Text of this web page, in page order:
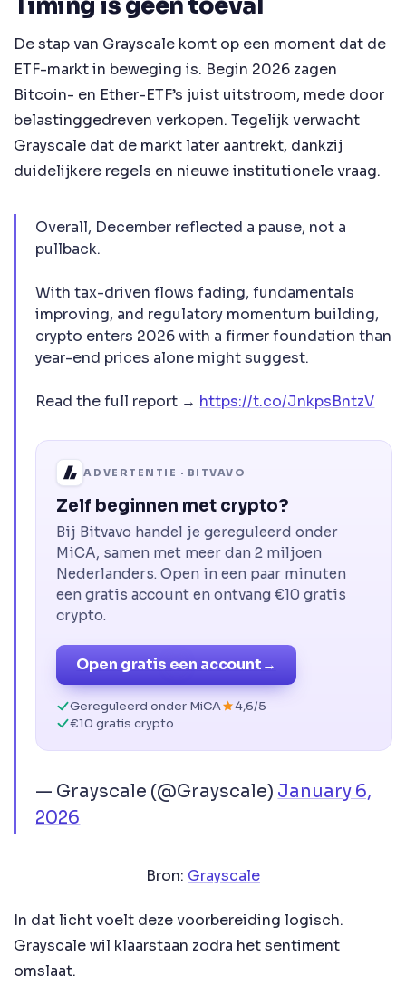
De stap van Grayscale komt op een moment dat de
ETF-markt in beweging is. Begin 2026 zagen
Bitcoin- en Ether-ETF’s juist uitstroom, mede door
belastinggedreven verkopen. Tegelijk verwacht
Grayscale dat de markt later aantrekt, dankzij
duidelijkere regels en nieuwe institutionele vraag.
Overall, December reflected a pause, not a
pullback.
With tax-driven flows fading, fundamentals
improving, and regulatory momentum building,
crypto enters 2026 with a firmer foundation than
year-end prices alone might suggest.
Read the full report → https://t.co/JnkpsBntzV
ADVERTENTIE · BITVAVO
Zelf beginnen met crypto?
Bij Bitvavo handel je gereguleerd onder
MiCA, samen met meer dan 2 miljoen
Nederlanders. Open in een paar minuten
een gratis account en ontvang €10 gratis
crypto.
Open gratis een account→
Gereguleerd onder MiCA
4,6/5
€10 gratis crypto
— Grayscale (@Grayscale) January 6,
2026
Bron: Grayscale
In dat licht voelt deze voorbereiding logisch.
Grayscale wil klaarstaan zodra het sentiment
omslaat.